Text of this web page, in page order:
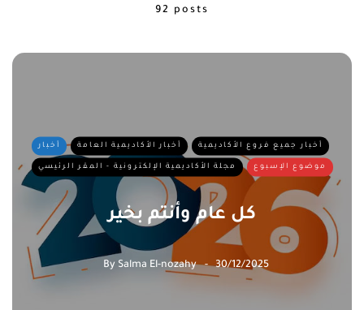
92 posts
أخبار أخبار الأكاديمية العامة أخبار جميع فروع الأكاديمية
مجلة الأكاديمية الإلكترونية - المقر الرئيسي موضوع الإسبوع
كل عام وأنتم بخير
By Salma El-nozahy 30/12/2025